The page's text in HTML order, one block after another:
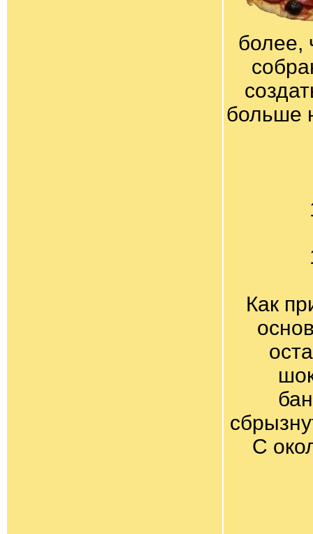
более,
больше
Как
С